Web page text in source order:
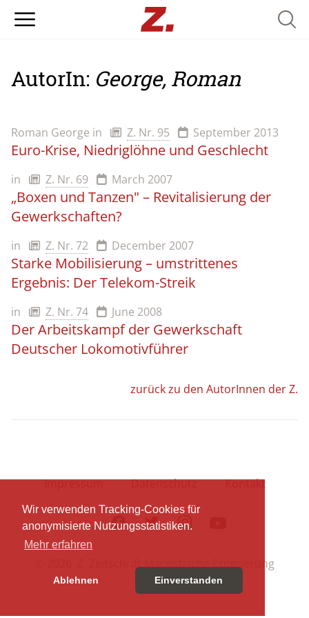
Wir verwenden Tracking-Cookies für
anonymisierte Nutzungsstatistiken.
Mehr erfahren
Ablehnen Einverstanden
AutorIn: George, Roman
Roman George in Z. Nr. 95 September 2013
Euro-Krise, Niedriglöhne und Geschlecht
in Z. Nr. 69 March 2007
„Boxen und Tanzen" – Revitalisierung der
Gewerkschaften?
in Z. Nr. 72 December 2007
Starke Mobilisierung – umstrittenes
Ergebnis: Der Telekom-Streik
in Z. Nr. 74 June 2008
Der Arbeitskampf der Gewerkschaft
Deutscher Lokomotivführer
zurück zu den AutorInnen der Z.
Impressum Datenschutz Kontakt
FacebookTwitterInstagram
© 2026 Z. Zeitschrift Marxistische Erneuerung